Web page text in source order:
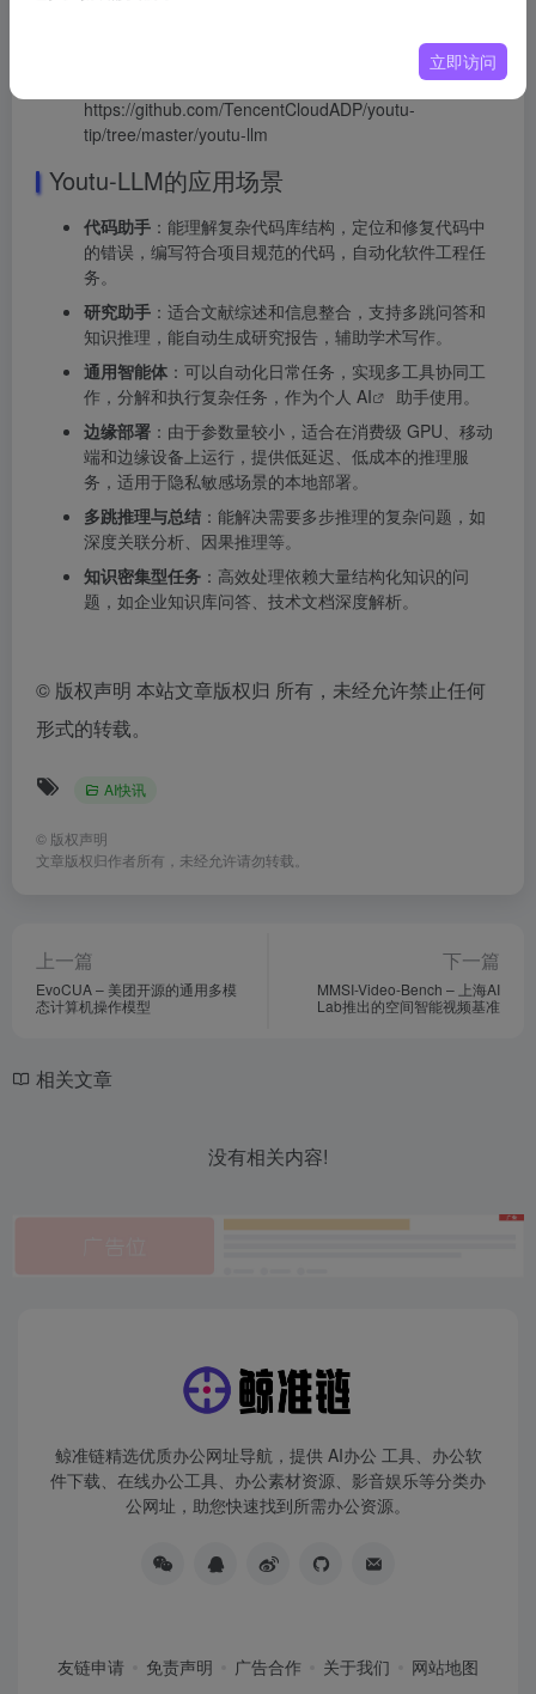
https://github.com/TencentCloudADP/youtu-
tip/tree/master/youtu-llm
Youtu-LLM的应用场景
代码助手 ：能理解复杂代码库结构，定位和修复代码中
的错误，编写符合项目规范的代码，自动化软件工程任
务。
研究助手 ：适合文献综述和信息整合，支持多跳问答和
知识推理，能自动生成研究报告，辅助学术写作。
通用智能体 ：可以自动化日常任务，实现多工具协同工
作，分解和执行复杂任务，作为个人 AI
助手使用。
边缘部署 ：由于参数量较小，适合在消费级 GPU、移动
端和边缘设备上运行，提供低延迟、低成本的推理服
务，适用于隐私敏感场景的本地部署。
多跳推理与总结 ：能解决需要多步推理的复杂问题，如
深度关联分析、因果推理等。
知识密集型任务 ：高效处理依赖大量结构化知识的问
题，如企业知识库问答、技术文档深度解析。
© 版权声明 本站文章版权归 所有，未经允许禁止任何
形式的转载。
AI快讯
© 版权声明
文章版权归作者所有，未经允许请勿转载。
上一篇
EvoCUA – 美团开源的通用多模
态计算机操作模型
下一篇
MMSI-Video-Bench – 上海AI
Lab推出的空间智能视频基准
相关文章
没有相关内容!
鲸准链精选优质办公网址导航，提供 AI办公 工具、办公软
件下载、在线办公工具、办公素材资源、影音娱乐等分类办
公网址，助您快速找到所需办公资源。
友链申请 免责声明 广告合作 关于我们 网站地图
立即访问